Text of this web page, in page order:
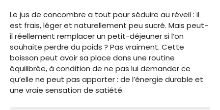
Le jus de concombre a tout pour séduire au réveil : il
est frais, léger et naturellement peu sucré. Mais peut-
il réellement remplacer un petit-déjeuner si l’on
souhaite perdre du poids ? Pas vraiment. Cette
boisson peut avoir sa place dans une routine
équilibrée, à condition de ne pas lui demander ce
qu’elle ne peut pas apporter : de l’énergie durable et
une vraie sensation de satiété.